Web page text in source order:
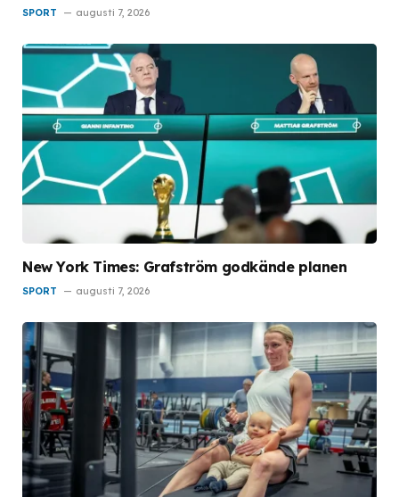
SPORT augusti 7, 2026
New York Times: Grafström godkände planen
SPORT augusti 7, 2026